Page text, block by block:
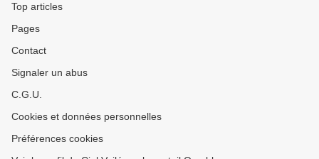
Top articles
Pages
Contact
Signaler un abus
C.G.U.
Cookies et données personnelles
Préférences cookies